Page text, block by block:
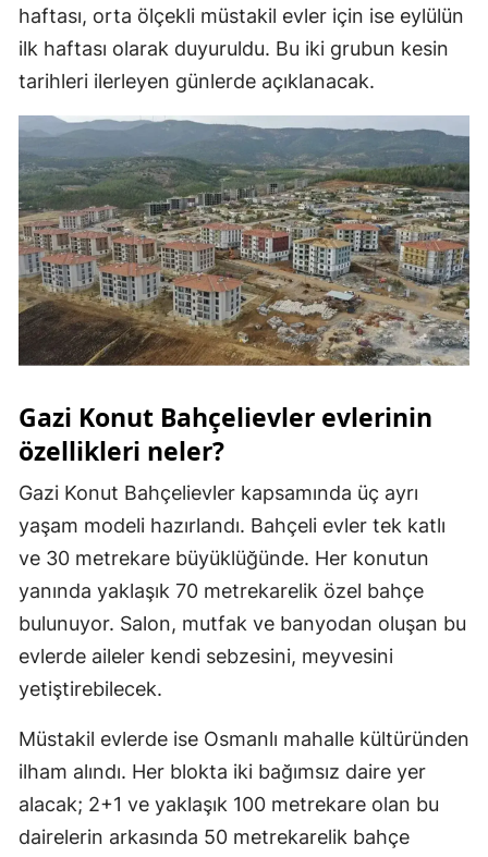
Manisa
Kahramanmaraş
Mardin
Muğla
Muş
Nevşehir
Niğde
Samsun
Siirt
Sinop
Sivas
Tokat
Trabzon
Tunceli
haftası, orta ölçekli müstakil evler için ise eylülün
ilk haftası olarak duyuruldu. Bu iki grubun kesin
tarihleri ilerleyen günlerde açıklanacak.
Gazi Konut Bahçelievler evlerinin
özellikleri neler?
Gazi Konut Bahçelievler kapsamında üç ayrı
yaşam modeli hazırlandı. Bahçeli evler tek katlı
ve 30 metrekare büyüklüğünde. Her konutun
yanında yaklaşık 70 metrekarelik özel bahçe
bulunuyor. Salon, mutfak ve banyodan oluşan bu
evlerde aileler kendi sebzesini, meyvesini
yetiştirebilecek.
Müstakil evlerde ise Osmanlı mahalle kültüründen
ilham alındı. Her blokta iki bağımsız daire yer
alacak; 2+1 ve yaklaşık 100 metrekare olan bu
dairelerin arkasında 50 metrekarelik bahçe